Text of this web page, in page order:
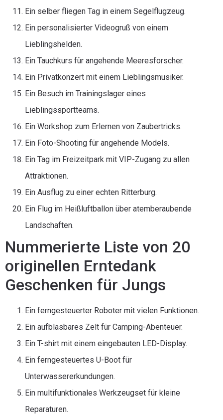
Ein selber fliegen Tag in einem Segelflugzeug.
Ein personalisierter Videogruß von einem
Lieblingshelden.
Ein Tauchkurs für angehende Meeresforscher.
Ein Privatkonzert mit einem Lieblingsmusiker.
Ein Besuch im Trainingslager eines
Lieblingssportteams.
Ein Workshop zum Erlernen von Zaubertricks.
Ein Foto-Shooting für angehende Models.
Ein Tag im Freizeitpark mit VIP-Zugang zu allen
Attraktionen.
Ein Ausflug zu einer echten Ritterburg.
Ein Flug im Heißluftballon über atemberaubende
Landschaften.
Nummerierte Liste von 20
originellen Erntedank
Geschenken für Jungs
Ein ferngesteuerter Roboter mit vielen Funktionen.
Ein aufblasbares Zelt für Camping-Abenteuer.
Ein T-shirt mit einem eingebauten LED-Display.
Ein ferngesteuertes U-Boot für
Unterwassererkundungen.
Ein multifunktionales Werkzeugset für kleine
Reparaturen.